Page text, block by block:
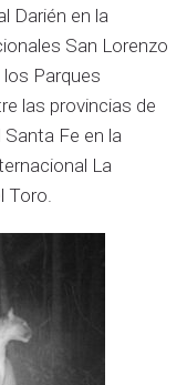
Darién en la
San Lorenzo
Parques
las provincias de
Fe en la
La
Toro.